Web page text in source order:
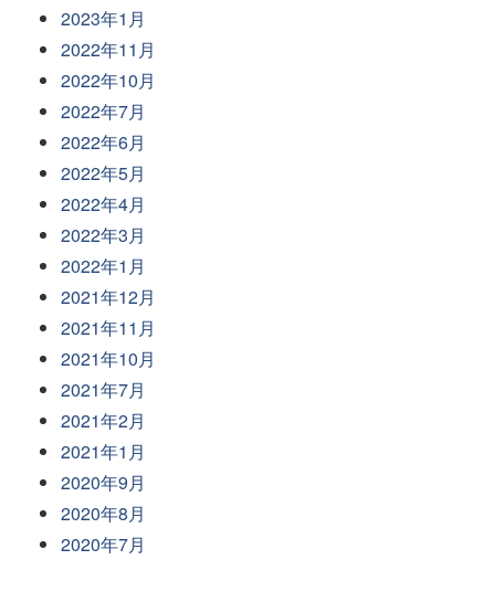
2023年1月
2022年11月
2022年10月
2022年7月
2022年6月
2022年5月
2022年4月
2022年3月
2022年1月
2021年12月
2021年11月
2021年10月
2021年7月
2021年2月
2021年1月
2020年9月
2020年8月
2020年7月